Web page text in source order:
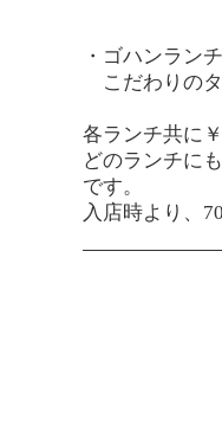
・ゴハンランチ
こだわりの
各ランチ共に
どのランチに
です。
入店時より、